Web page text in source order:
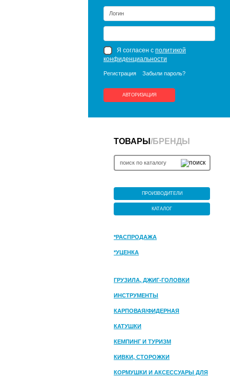
Я согласен с политикой
конфиденциальности
Регистрация Забыли пароль?
АВТОРИЗАЦИЯ
ТОВАРЫ /БРЕНДЫ
ПРОИЗВОДИТЕЛИ
КАТАЛОГ
*РАСПРОДАЖА
*УЦЕНКА
ГРУЗИЛА, ДЖИГ-ГОЛОВКИ
ИНСТРУМЕНТЫ
КАРПОВАЯ/ФИДЕРНАЯ
КАТУШКИ
КЕМПИНГ И ТУРИЗМ
КИВКИ, СТОРОЖКИ
КОРМУШКИ И АКСЕССУАРЫ ДЛЯ